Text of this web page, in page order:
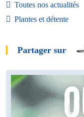
Toutes nos actualités
Plantes et détente
Partager sur